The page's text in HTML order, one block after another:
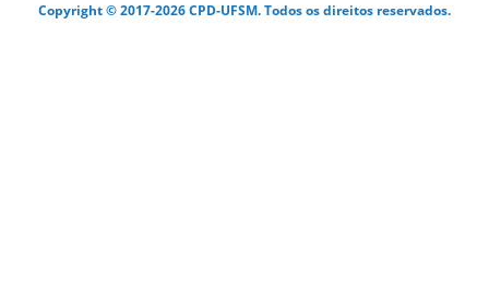
Copyright © 2017-2026 CPD-UFSM. Todos os direitos reservados.